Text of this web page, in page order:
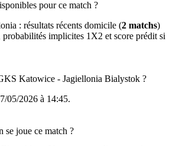
pour ce match ?
: résultats récents domicile (2 matchs)
probabilités implicites 1X2 et score prédit si
Katowice - Jagiellonia Bialystok ?
05/2026 à 14:45.
se joue ce match ?